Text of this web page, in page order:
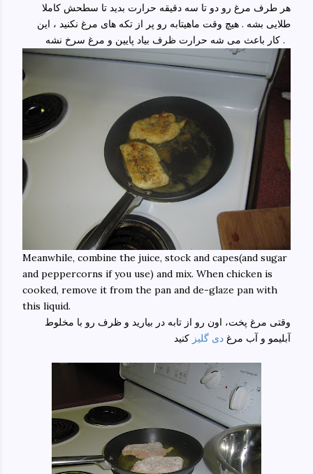
هر طرف مرغ رو دو تا سه دقیقه حرارت بدید تا سطحش کاملا
طلایی بشه . هیچ وقت ماهیتابه رو پر از تکه های مرغ نکنید ، این
کار باعث می شه حرارت ظرف بیاد پایین و مرغ سرخ نشه .
Meanwhile, combine the juice, stock and capes(and sugar
and peppercorns if you use) and mix. When chicken is
cooked, remove it from the pan and de-glaze pan with
this liquid.
وقتی مرغ پخت، اون رو از تابه در بیارید و ظرف رو با مخلوط
آبلیمو و آب مرغ دی گلیز کنید